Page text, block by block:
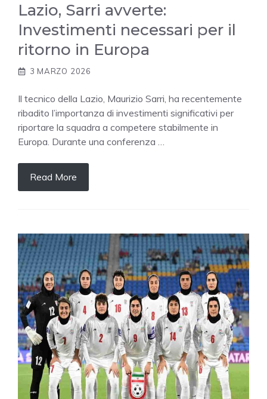
Lazio, Sarri avverte:
Investimenti necessari per il
ritorno in Europa
3 MARZO 2026
Il tecnico della Lazio, Maurizio Sarri, ha recentemente
ribadito l’importanza di investimenti significativi per
riportare la squadra a competere stabilmente in
Europa. Durante una conferenza …
Read More